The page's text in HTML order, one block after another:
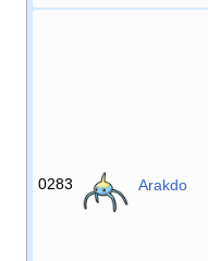
0283 Arakdo